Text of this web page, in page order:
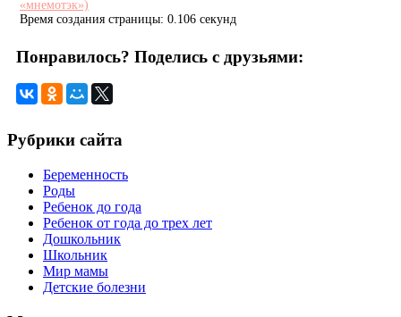
«мнемотэк»)
Время создания страницы: 0.106 секунд
Понравилось? Поделись с друзьями:
Рубрики сайта
Беременность
Роды
Ребенок до года
Ребенок от года до трех лет
Дошкольник
Школьник
Мир мамы
Детские болезни